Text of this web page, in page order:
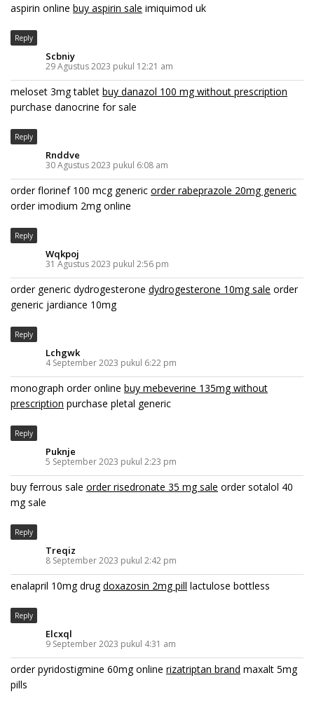
aspirin online buy aspirin sale imiquimod uk
Reply
Scbniy
29 Agustus 2023 pukul 12:21 am
meloset 3mg tablet buy danazol 100 mg without prescription
purchase danocrine for sale
Reply
Rnddve
30 Agustus 2023 pukul 6:08 am
order florinef 100 mcg generic order rabeprazole 20mg generic
order imodium 2mg online
Reply
Wqkpoj
31 Agustus 2023 pukul 2:56 pm
order generic dydrogesterone dydrogesterone 10mg sale order
generic jardiance 10mg
Reply
Lchgwk
4 September 2023 pukul 6:22 pm
monograph order online buy mebeverine 135mg without
prescription purchase pletal generic
Reply
Puknje
5 September 2023 pukul 2:23 pm
buy ferrous sale order risedronate 35 mg sale order sotalol 40
mg sale
Reply
Treqiz
8 September 2023 pukul 2:42 pm
enalapril 10mg drugdoxazosin 2mg pill lactulose bottless
Reply
Elcxql
9 September 2023 pukul 4:31 am
order pyridostigmine 60mg online rizatriptan brand maxalt 5mg
pills